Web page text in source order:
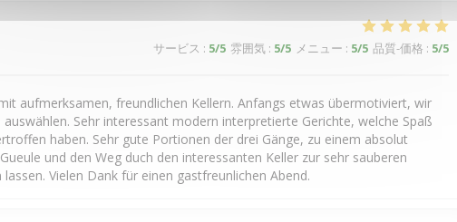
サービス : 5/5 雰囲気: 5/5 メニュー : 5/5 品質-価格 : 5/5
aufmerksamen, freundlichen Kellern. Anfangs etwas übermotiviert, wir
Sehr interessant modern interpretierte Gerichte, welche Spaß
haben. Sehr gute Portionen der drei Gänge, zu einem absolut
und den Weg duch den interessanten Keller zur sehr sauberen
Vielen Dank für einen gastfreunlichen Abend.